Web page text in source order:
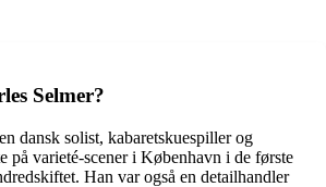
Selmer?
dansk solist, kabaretskuespiller og
på varieté-scener i København i de første
Han var også en detailhandler